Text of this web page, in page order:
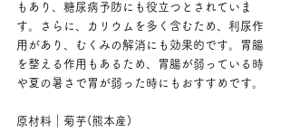
もあり、糖尿病予防にも役立つとされていま
す。さらに、カリウムを多く含むため、利尿作
用があり、むくみの解消にも効果的です。胃腸
を整える作用もあるため、胃腸が弱っている時
や夏の暑さで胃が弱った時にもおすすめです。
原材料｜菊芋(熊本産)